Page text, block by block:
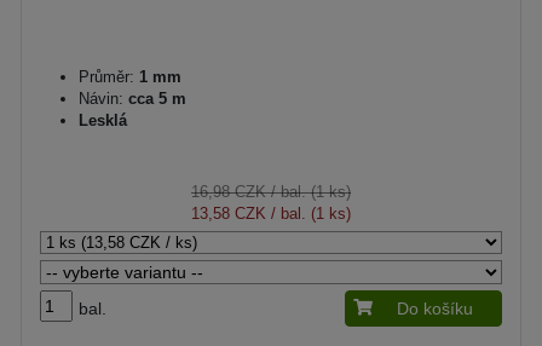
Průměr: 1 mm
Návin: cca 5 m
Lesklá
16,98 CZK/ bal. (1 ks)
13,58 CZK / bal. (1 ks)
bal. Do košíku